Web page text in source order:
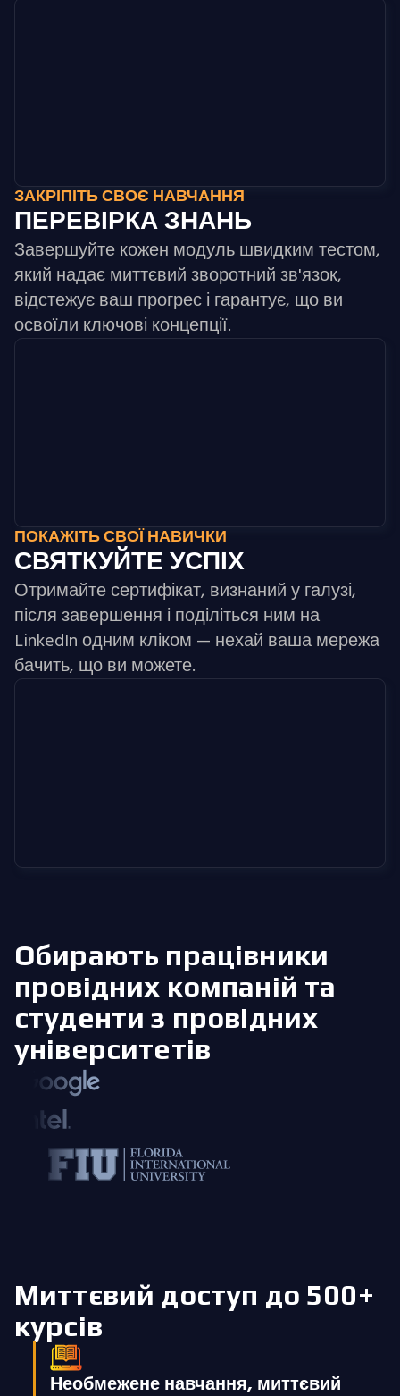
ЗАКРІПІТЬ СВОЄ НАВЧАННЯ
ПЕРЕВІРКА ЗНАНЬ
Завершуйте кожен модуль швидким тестом,
який надає миттєвий зворотний зв'язок,
відстежує ваш прогрес і гарантує, що ви
освоїли ключові концепції.
ПОКАЖІТЬ СВОЇ НАВИЧКИ
СВЯТКУЙТЕ УСПІХ
Отримайте сертифікат, визнаний у галузі,
після завершення і поділіться ним на
LinkedIn одним кліком — нехай ваша мережа
бачить, що ви можете.
Обирають працівники
провідних компаній та
студенти з провідних
університетів
Миттєвий доступ до 500+
курсів
Необмежене навчання, миттєвий